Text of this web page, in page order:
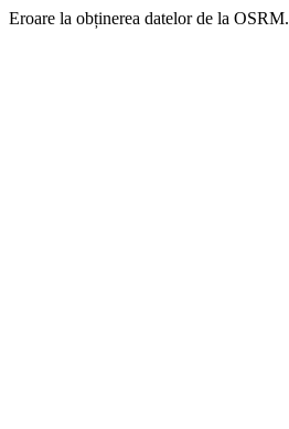
Eroare la obținerea datelor de la OSRM.